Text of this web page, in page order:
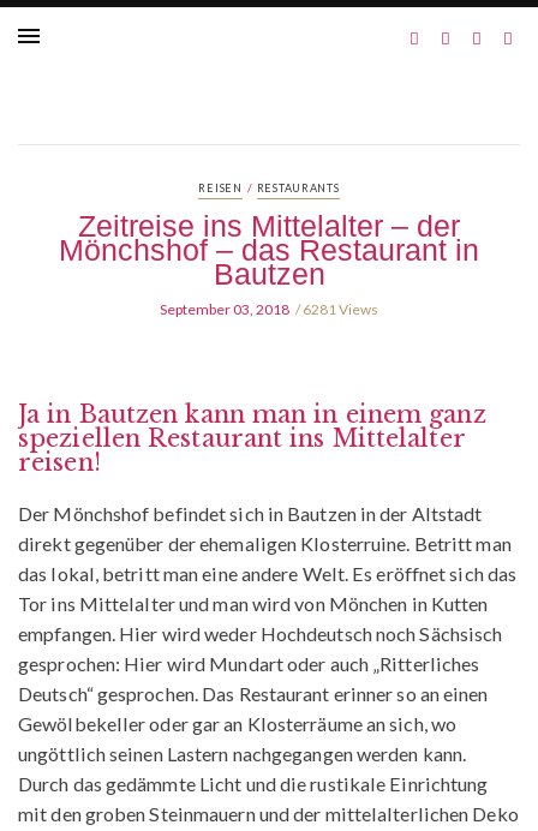
REISEN / RESTAURANTS
Zeitreise ins Mittelalter – der
Mönchshof – das Restaurant in
Bautzen
September 03, 2018 6281 Views
Ja in Bautzen kann man in einem ganz
speziellen Restaurant ins Mittelalter
reisen!
Der Mönchshof befindet sich in Bautzen in der Altstadt
direkt gegenüber der ehemaligen Klosterruine. Betritt man
das lokal, betritt man eine andere Welt. Es eröffnet sich das
Tor ins Mittelalter und man wird von Mönchen in Kutten
empfangen. Hier wird weder Hochdeutsch noch Sächsisch
gesprochen: Hier wird Mundart oder auch „Ritterliches
Deutsch“ gesprochen. Das Restaurant erinner so an einen
Gewölbekeller oder gar an Klosterräume an sich, wo
ungöttlich seinen Lastern nachgegangen werden kann.
Durch das gedämmte Licht und die rustikale Einrichtung
mit den groben Steinmauern und der mittelalterlichen Deko